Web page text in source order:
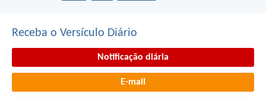
Receba o Versículo Diário
Notificação diária
E-mail